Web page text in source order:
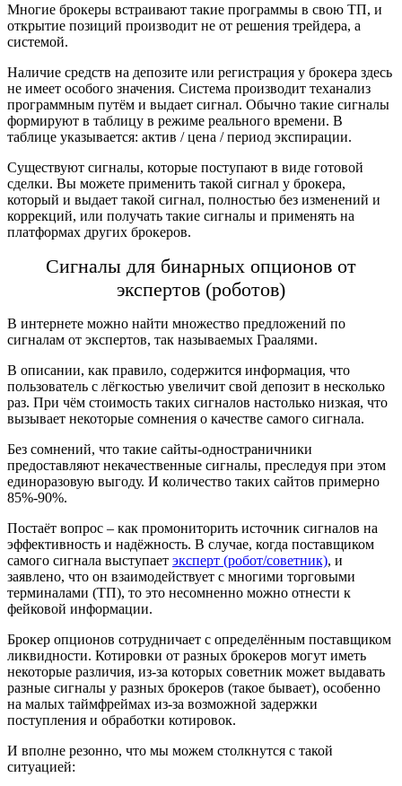
Многие брокеры встраивают такие программы в свою ТП, и
открытие позиций производит не от решения трейдера, а
системой.
Наличие средств на депозите или рeгистрация у брокера здесь
не имеет особого значения. Система производит теханализ
программным путём и выдает сигнал. Обычно такие сигналы
формируют в таблицу в режиме реального времени. В
таблице указывается: актив / цена / период экспирации.
Существуют сигналы, которые поступают в виде готовой
сделки. Вы можете применить такой сигнал у брокера,
который и выдает такой сигнал, полностью без изменений и
коррекций, или получать такие сигналы и применять на
платформах других брокеров.
Сигнaлы для бинaрных опциoнов от
экспертов (роботов)
В интернете можно найти множество предложений по
сигналам от экспертов, так называемых Граалями.
В описании, как правило, содержится информация, что
пользователь с лёгкостью увеличит свой депозит в несколько
раз. При чём стоимость таких сигналов настолько низкая, что
вызывает некоторые сомнения о качестве самого сигнала.
Без сомнений, что такие сайты-одностраничники
предоставляют некачественные сигналы, преследуя при этом
единоразовую выгоду. И количество таких сайтов примерно
85%-90%.
Постаёт вопрос – как промониторить источник сигналов на
эффективность и надёжность. В случае, когда поставщиком
самого сигнала выступает эксперт (робот/советник), и
заявлено, что он взаимодействует с многими торговыми
терминалами (ТП), то это несомненно можно отнести к
фейковой информации.
Брокер опционов сотрудничает с определённым поставщиком
ликвидности. Котировки от разных брокеров могут иметь
некоторые различия, из-за которых советник может выдавать
разные сигналы у разных брокеров (такое бывает), особенно
на малых таймфреймах из-за возможной задержки
поступления и обработки котировок.
И вполне резонно, что мы можем столкнутся с такой
ситуацией: